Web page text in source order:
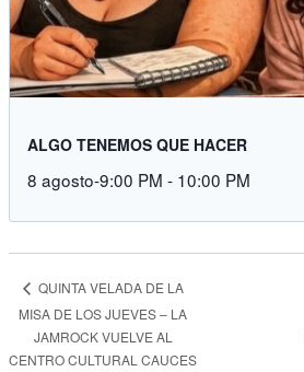
ALGO TENEMOS QUE HACER
8 agosto-9:00 PM - 10:00 PM
QUINTA VELADA DE LA
MISA DE LOS JUEVES – LA
JAMROCK VUELVE AL
CENTRO CULTURAL CAUCES